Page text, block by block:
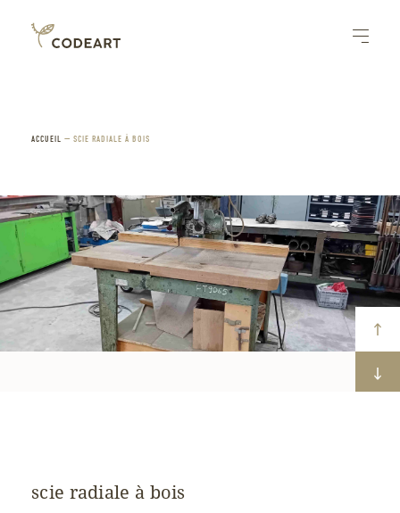
ACCUEIL — SCIE RADIALE À BOIS
scie radiale à bois